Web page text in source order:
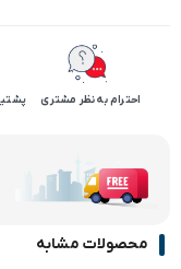
احترام به نظر مشتری پشتیبانی
محصولات مشابه